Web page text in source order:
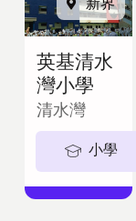
英基清水
灣小學
清水灣
小學